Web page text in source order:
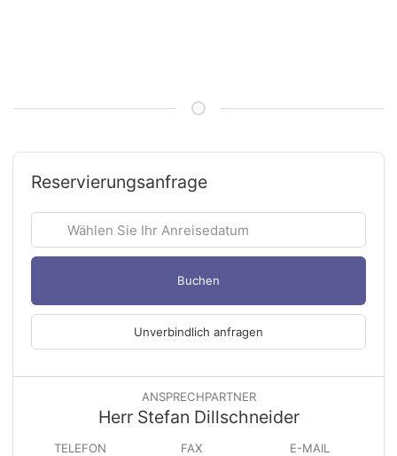
Reservierungsanfrage
Buchen
Unverbindlich anfragen
ANSPRECHPARTNER
Herr Stefan Dillschneider
TELEFON FAX E-MAIL